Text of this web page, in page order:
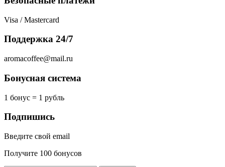
Visa / Mastercard
Поддержка 24/7
aromacoffee@mail.ru
Бонусная система
1 бонус = 1 рубль
Подпишись
Введите свой email
Получите 100 бонусов